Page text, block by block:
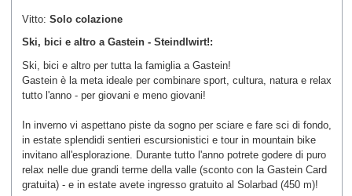
Vitto: Solo colazione
Ski, bici e altro a Gastein - Steindlwirt!:
Ski, bici e altro per tutta la famiglia a Gastein!
Gastein è la meta ideale per combinare sport, cultura, natura e relax
tutto l'anno - per giovani e meno giovani!
In inverno vi aspettano piste da sogno per sciare e fare sci di fondo,
in estate splendidi sentieri escursionistici e tour in mountain bike
invitano all'esplorazione. Durante tutto l'anno potrete godere di puro
relax nelle due grandi terme della valle (sconto con la Gastein Card
gratuita) - e in estate avete ingresso gratuito al Solarbad (450 m)!